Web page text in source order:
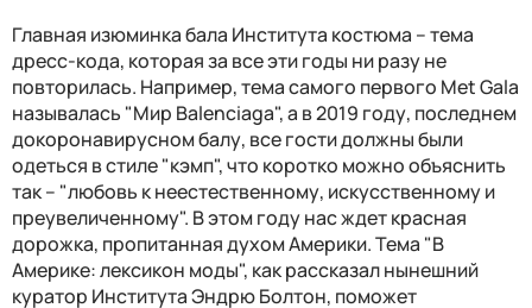
Главная изюминка бала Института костюма – тема
дресс-кода, которая за все эти годы ни разу не
повторилась. Например, тема самого первого Met Gala
называлась "Мир Balenciaga", а в 2019 году, последнем
докоронавирусном балу, все гости должны были
одеться в стиле "кэмп", что коротко можно объяснить
так – "любовь к неестественному, искусственному и
преувеличенному". В этом году нас ждет красная
дорожка, пропитанная духом Америки. Тема "В
Америке: лексикон моды", как рассказал нынешний
куратор Института Эндрю Болтон, поможет